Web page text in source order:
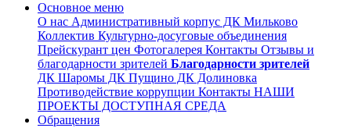
Основное меню
О нас Административный корпус ДК Мильково
Коллектив Культурно-досуговые объединения
Прейскурант цен Фотогалерея Контакты Отзывы и
благодарности зрителей Благодарности зрителей
ДК Шаромы ДК Пущино ДК Долиновка
Противодействие коррупции Контакты НАШИ
ПРОЕКТЫ ДОСТУПНАЯ СРЕДА
Обращения